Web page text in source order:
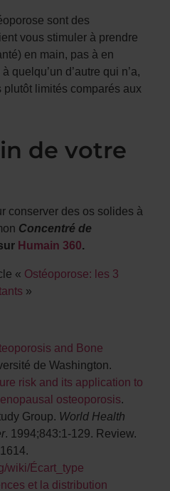
sont des
vous stimuler à prendre
en main, pas à en
quelqu’un d’autre qui n’a,
limités comparés aux
de votre
conserver des os solides à
Concentré de
Humain 360.
« Ostéoporose: les 3
»
and Bone
de Washington.
risk and its application to
osteoporosis.
Group. World Health
. 1994;843:1-129. Review.
wiki/Écart_type
et la distribution